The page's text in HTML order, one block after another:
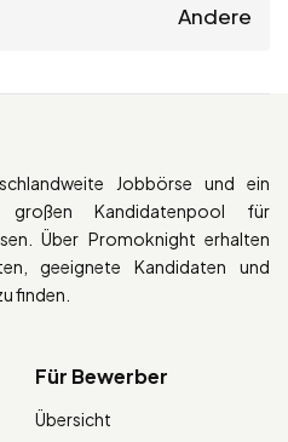
Andere
Jobbörse und ein
Kandidatenpool für
Über Promoknight erhalten
geeignete Kandidaten und
finden.
Für Bewerber
Übersicht